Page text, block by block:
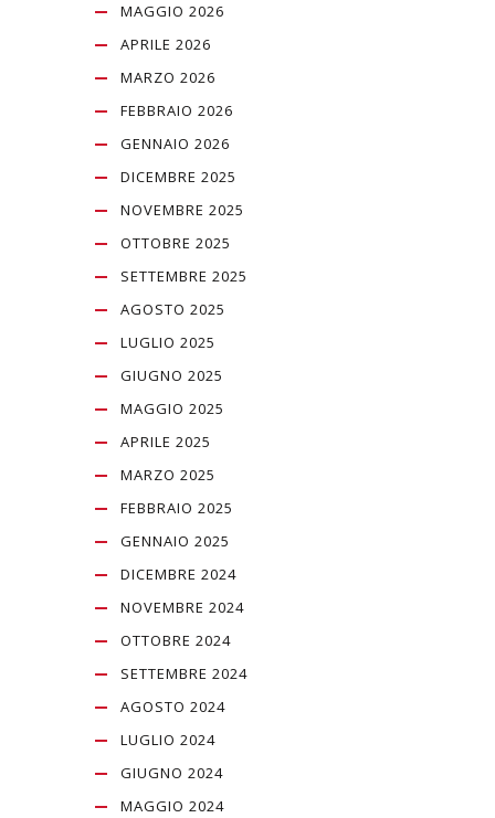
MAGGIO 2026
APRILE 2026
MARZO 2026
FEBBRAIO 2026
GENNAIO 2026
DICEMBRE 2025
NOVEMBRE 2025
OTTOBRE 2025
SETTEMBRE 2025
AGOSTO 2025
LUGLIO 2025
GIUGNO 2025
MAGGIO 2025
APRILE 2025
MARZO 2025
FEBBRAIO 2025
GENNAIO 2025
DICEMBRE 2024
NOVEMBRE 2024
OTTOBRE 2024
SETTEMBRE 2024
AGOSTO 2024
LUGLIO 2024
GIUGNO 2024
MAGGIO 2024